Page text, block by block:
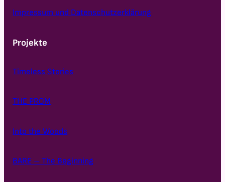
Impressum und Datenschutzerklärung
Projekte
Timeless Stories
THE PROM
Into the Woods
BARE – The Beginning